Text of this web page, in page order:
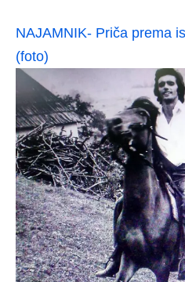
NAJAMNIK- Priča prema
(foto)